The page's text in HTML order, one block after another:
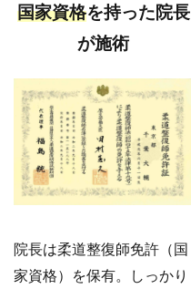
国家資格を持った院長
が施術
院長は柔道整復師免許（国
家資格）を保有。しっかり